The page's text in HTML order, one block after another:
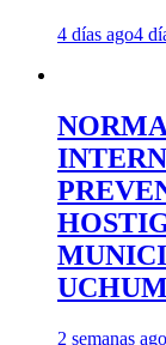
4 días ago4
2 semanas ago